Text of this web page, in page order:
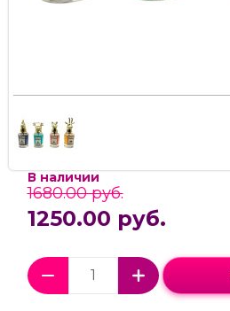
В наличии
1680.00 руб.
1250.00 руб.